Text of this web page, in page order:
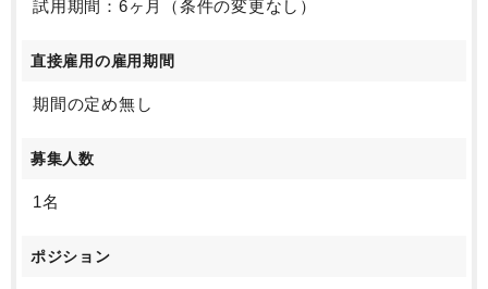
試用期間：6ヶ月（条件の変更なし）
直接雇用の雇用期間
期間の定め無し
募集人数
1名
ポジション